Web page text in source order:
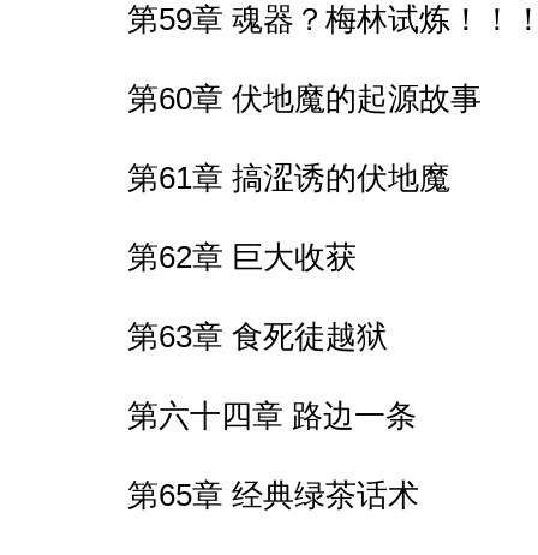
第59章 魂器？梅林试炼！！
第60章 伏地魔的起源故事
第61章 搞涩诱的伏地魔
第62章 巨大收获
第63章 食死徒越狱
第六十四章 路边一条
第65章 经典绿茶话术